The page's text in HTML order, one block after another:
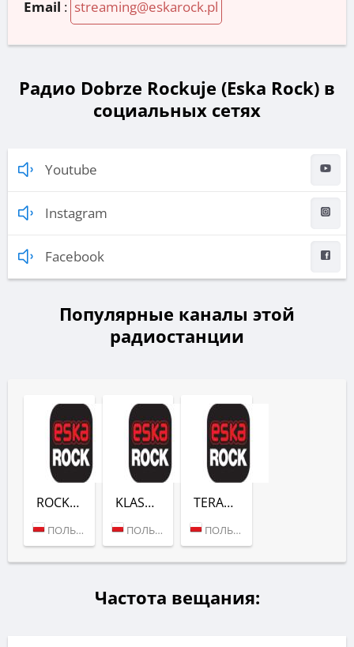
Email : streaming@eskarock.pl
Радио Dobrze Rockuje (Eska Rock) в
социальных сетях
Youtube
Instagram
Facebook
Популярные каналы этой
радиостанции
ROCK BALLADS (ESKA ROCK)
ПОЛЬША (ВАРШАВА)
KLASYKA ROCKA (ESKA ROCK)
ПОЛЬША (ВАРШАВА)
TERAZ POLSKI ROCK (ESKA ROCK)
ПОЛЬША (ВАРШАВА)
Частота вещания: